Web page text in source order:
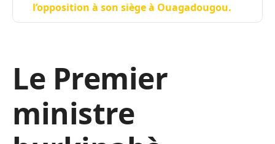
l’opposition à son siège à Ouagadougou.
Le Premier
ministre